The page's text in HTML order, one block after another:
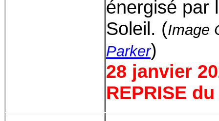
énergisé par
Soleil. (Image
Parker)
28 janvier
REPRISE